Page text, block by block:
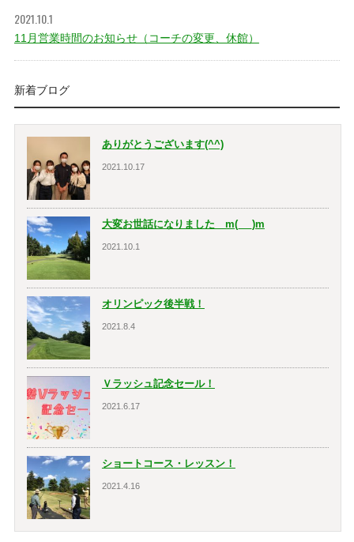
2021.10.1
11月営業時間のお知らせ（コーチの変更、休館）
新着ブログ
ありがとうございます(^^)
2021.10.17
大変お世話になりました m(_ _)m
2021.10.1
オリンピック後半戦！
2021.8.4
Ｖラッシュ記念セール！
2021.6.17
ショートコース・レッスン！
2021.4.16